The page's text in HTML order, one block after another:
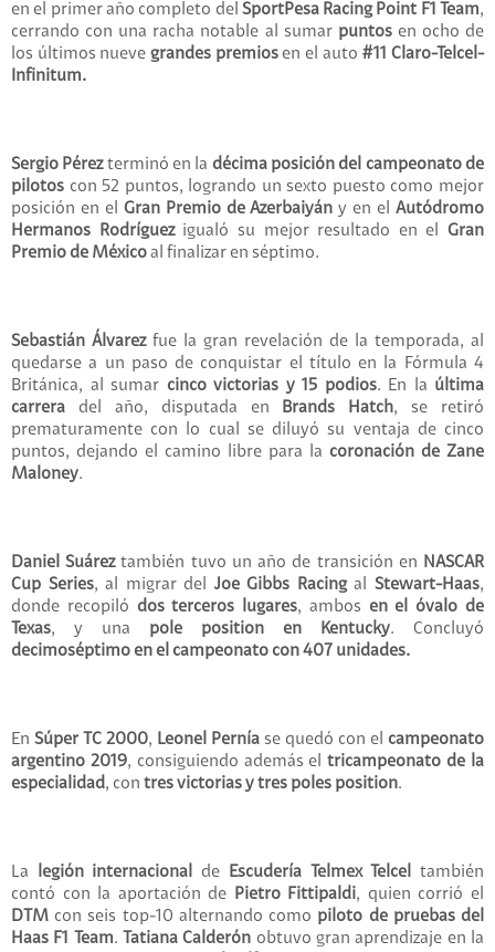
en el primer año completo del SportPesa Racing Point F1 Team,
cerrando con una racha notable al sumar puntos en ocho de
los últimos nueve grandes premiosen el auto #11 Claro-Telcel-
Infinitum.
Sergio Pérezterminó en la décima posición del campeonato de
pilotos con 52 puntos, logrando un sexto puesto como mejor
posición en el Gran Premio de Azerbaiyán y en elAutódromo
Hermanos Rodríguezigualó su mejor resultado en el Gran
Premio de Méxicoal finalizar en séptimo.
Sebastián Álvarezfue la gran revelación de la temporada, al
quedarse a un paso de conquistar el título en la Fórmula 4
Británica, al sumar cinco victorias y 15 podios. En la última
carrera del año, disputada en Brands Hatch, se retiró
prematuramente con lo cual se diluyó su ventaja de cinco
puntos, dejando el camino libre para la coronación de Zane
Maloney.
Daniel Suáreztambién tuvo un año de transición en NASCAR
Cup Series, al migrar del Joe Gibbs RacingalStewart-Haas,
donde recopiló dos terceros lugares, ambos en el óvalo de
Texas, y una pole position en Kentucky. Concluyó
decimoséptimo en el campeonato con 407 unidades.
En Súper TC 2000, Leonel Pernía se quedó con el campeonato
argentino 2019, consiguiendo además eltricampeonato de la
especialidad, con tres victorias y tres poles position.
La legión internacional de Escudería Telmex Telcel
también
contó con la aportación de
Pietro Fittipaldi, quien corrió el
DTM con seis top-10 alternando como piloto de pruebas del
Haas F1
Team. Tatiana Calderón obtuvo gran aprendizaje en la